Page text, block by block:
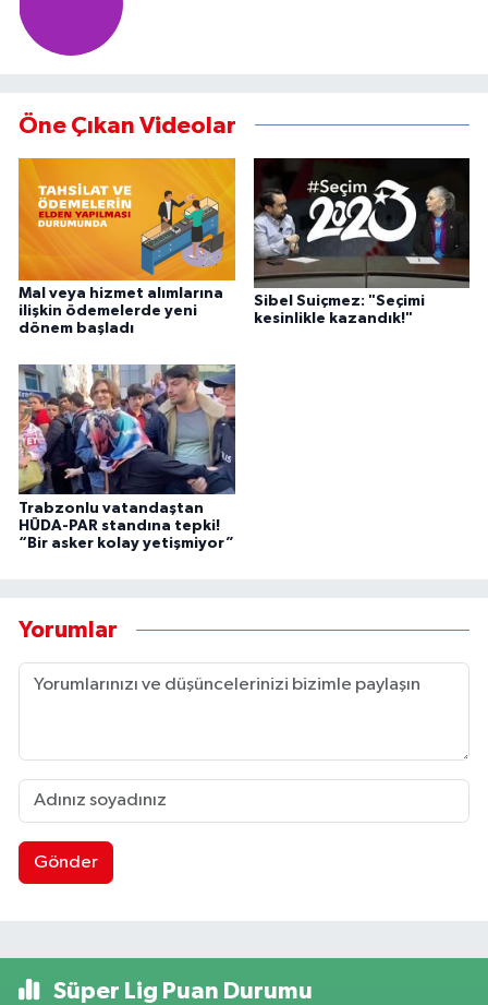
Öne Çıkan Videolar
Mal veya hizmet alımlarına
ilişkin ödemelerde yeni
dönem başladı
Sibel Suiçmez: "Seçimi
kesinlikle kazandık!"
Trabzonlu vatandaştan
HÜDA-PAR standına tepki!
“Bir asker kolay yetişmiyor”
Yorumlar
Gönder
Süper Lig Puan Durumu